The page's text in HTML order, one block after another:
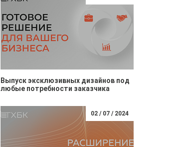
Выпуск эксклюзивных дизайнов под
любые потребности заказчика
02 / 07 / 2024